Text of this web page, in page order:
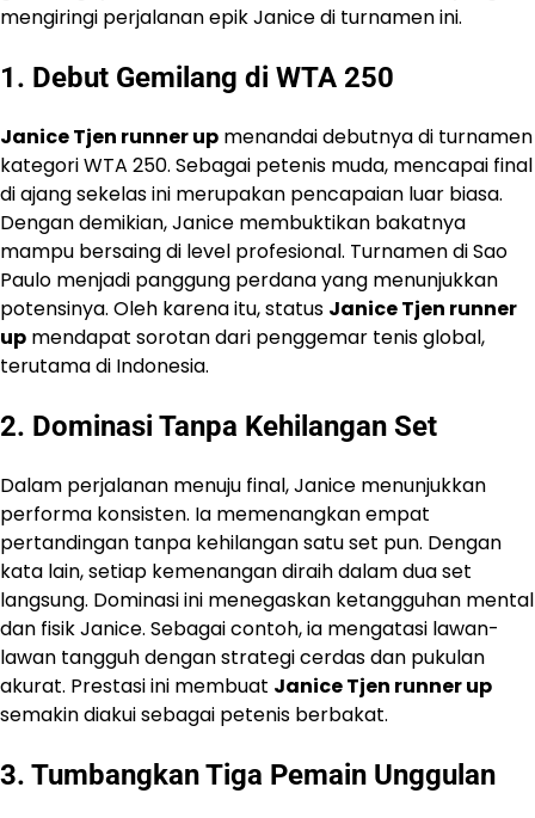
mengiringi perjalanan epik Janice di turnamen ini.
1. Debut Gemilang di WTA 250
Janice Tjen runner up menandai debutnya di turnamen
kategori WTA 250. Sebagai petenis muda, mencapai final
di ajang sekelas ini merupakan pencapaian luar biasa.
Dengan demikian, Janice membuktikan bakatnya
mampu bersaing di level profesional. Turnamen di Sao
Paulo menjadi panggung perdana yang menunjukkan
potensinya. Oleh karena itu, status Janice Tjen runner
up mendapat sorotan dari penggemar tenis global,
terutama di Indonesia.
2. Dominasi Tanpa Kehilangan Set
Dalam perjalanan menuju final, Janice menunjukkan
performa konsisten. Ia memenangkan empat
pertandingan tanpa kehilangan satu set pun. Dengan
kata lain, setiap kemenangan diraih dalam dua set
langsung. Dominasi ini menegaskan ketangguhan mental
dan fisik Janice. Sebagai contoh, ia mengatasi lawan-
lawan tangguh dengan strategi cerdas dan pukulan
akurat. Prestasi ini membuat Janice Tjen runner up
semakin diakui sebagai petenis berbakat.
3. Tumbangkan Tiga Pemain Unggulan